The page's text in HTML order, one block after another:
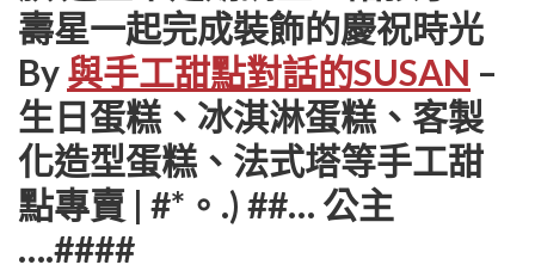
壽星一起完成裝飾的慶祝時光
By與手工甜點對話的SUSAN –
生日蛋糕、冰淇淋蛋糕、客製
化造型蛋糕、法式塔等手工甜
點專賣 | #*。.) ##… 公主
….####